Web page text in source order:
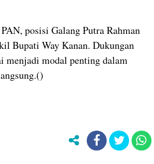
posisi Galang Putra Rahman
Bupati Way Kanan. Dukungan
modal penting dalam